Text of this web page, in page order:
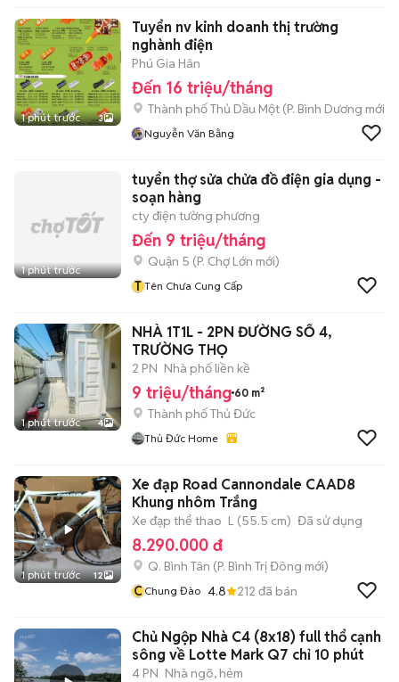
1 phút trước 3
Tuyển nv kinh doanh thị trường
nghành điện
Phú Gia Hân
Đến 16 triệu/tháng
Thành phố Thủ Dầu Một (P. Bình Dương mới)
Nguyễn Văn Bằng
1 phút trước
tuyển thợ sửa chửa đồ điện gia dụng -
soạn hàng
cty điện tường phương
Đến 9 triệu/tháng
Quận 5 (P. Chợ Lớn mới)
T Tên Chưa Cung Cấp
1 phút trước 4
NHÀ 1T1L - 2PN ĐƯỜNG SỐ 4,
TRƯỜNG THỌ
2 PN Nhà phố liền kề
9 triệu/tháng 60 m²
Thành phố Thủ Đức
Thủ Đức Home
1 phút trước 12
Xe đạp Road Cannondale CAAD8
Khung nhôm Trắng
Xe đạp thể thao L (55.5 cm) Đã sử dụng
8.290.000 đ
Q. Bình Tân (P. Bình Trị Đông mới)
CChung Đào 4.8 212 đã bán
Chủ Ngộp Nhà C4 (8x18) full thổ cạnh
sông về Lotte Mark Q7 chỉ 10 phút
4 PN Nhà ngõ, hẻm